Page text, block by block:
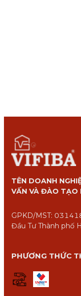
TÊN DOANH
VẤN VÀ ĐÀO TẠO
GPKD/MST:
Đầu Tư Thành phố
PHƯƠNG THỨC